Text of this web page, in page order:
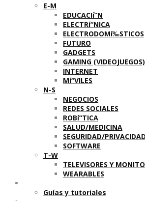
E-M
EDUCACIí“N
ELECTRí“NICA
ELECTRODOMí‰STICOS
FUTURO
GADGETS
GAMING (VIDEOJUEGOS)
INTERNET
Mí“VILES
N-S
NEGOCIOS
REDES SOCIALES
ROBí“TICA
SALUD/MEDICINA
SEGURIDAD/PRIVACIDAD
SOFTWARE
T-W
TELEVISORES Y
WEARABLES
Guí­as y tutoriales